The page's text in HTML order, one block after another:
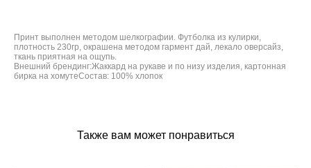
Принт выполнен методом шелкографии. Футболка из кулирки,
плотность 230гр, окрашена методом гармент дай, лекало оверсайз,
ткань приятная на ощупь.
Внешний брендинг:Жаккард на рукаве и по низу изделия, картонная
бирка на хомутеСостав: 100% хлопок
Также вам может понравиться